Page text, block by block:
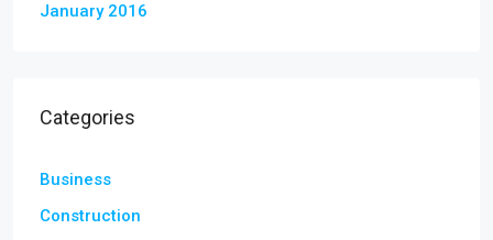
January 2016
Categories
Business
Construction